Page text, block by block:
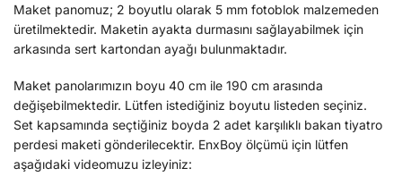
Maket panomuz; 2 boyutlu olarak 5 mm fotoblok malzemeden
üretilmektedir. Maketin ayakta durmasını sağlayabilmek için
arkasında sert kartondan ayağı bulunmaktadır.
Maket panolarımızın boyu 40 cm ile 190 cm arasında
değişebilmektedir. Lütfen istediğiniz boyutu listeden seçiniz.
Set kapsamında seçtiğiniz boyda 2 adet karşılıklı bakan tiyatro
perdesi maketi gönderilecektir. EnxBoy ölçümü için lütfen
aşağıdaki videomuzu izleyiniz: